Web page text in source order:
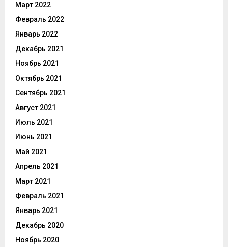
Март 2022
Февраль 2022
Январь 2022
Декабрь 2021
Ноябрь 2021
Октябрь 2021
Сентябрь 2021
Август 2021
Июль 2021
Июнь 2021
Май 2021
Апрель 2021
Март 2021
Февраль 2021
Январь 2021
Декабрь 2020
Ноябрь 2020